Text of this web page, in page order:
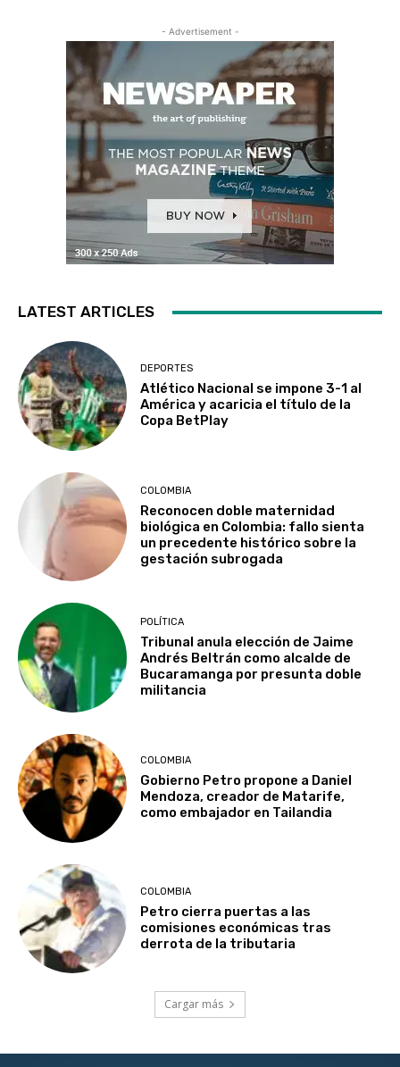
- Advertisement -
LATEST ARTICLES
DEPORTES
Atlético Nacional se impone 3-1 al
América y acaricia el título de la
Copa BetPlay
COLOMBIA
Reconocen doble maternidad
biológica en Colombia: fallo sienta
un precedente histórico sobre la
gestación subrogada
POLÍTICA
Tribunal anula elección de Jaime
Andrés Beltrán como alcalde de
Bucaramanga por presunta doble
militancia
COLOMBIA
Gobierno Petro propone a Daniel
Mendoza, creador de Matarife,
como embajador en Tailandia
COLOMBIA
Petro cierra puertas a las
comisiones económicas tras
derrota de la tributaria
Cargar más